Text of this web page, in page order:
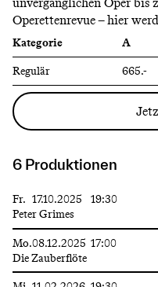
Operettenrevue – hier
Kategorie A
Regulär
665.-
6 Produktionen
Fr. 17.10.2025 19:30
Peter Grimes
Mo.08.12.2025 17:00
Die Zauberflöte